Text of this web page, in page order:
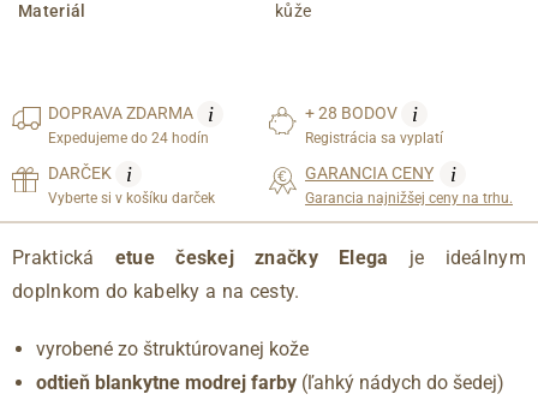
Materiál kůže
DOPRAVAZDARMA i
Expedujeme do 24 hodín
+ 28 BODOV i
Registrácia sa vyplatí
DARČEK i
Vyberte si v košíku darček
GARANCIA CENY i
Garancia najnižšej ceny na trhu.
Praktická etue českej značky Elega je ideálnym
doplnkom do kabelky a na cesty.
vyrobené zo štruktúrovanej kože
odtieň blankytne modrej farby (ľahký nádych do šedej)